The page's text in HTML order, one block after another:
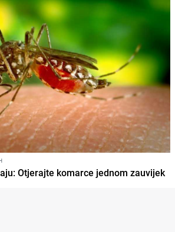
Otjerajte komarce jednom zauvijek